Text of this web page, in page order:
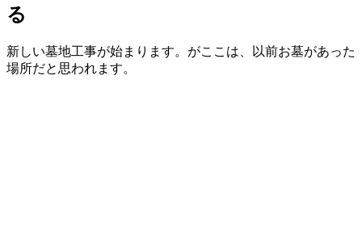
る
新しい墓地工事が始まります。がここは、以前お墓があった
場所だと思われます。